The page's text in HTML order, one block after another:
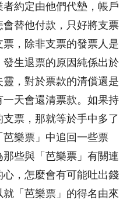
約定由他們代墊，帳戶
替他付款，只好將支票
，除非支票的發票人是
生退票的原因純係出於
，對於票款的清償還是
天會還清票款。如果持
票，那就等於手中多了
樂票」中追回一些票
些與「芭樂票」有關連
，怎麼會有可能吐出錢
「芭樂票」的得名由來